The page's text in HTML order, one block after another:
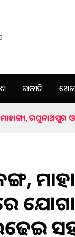
ରାଜନୀତି ଖେଳ
ମାହାଙ୍ଗା,